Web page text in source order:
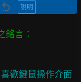
說明
歡鍵鼠操作介面